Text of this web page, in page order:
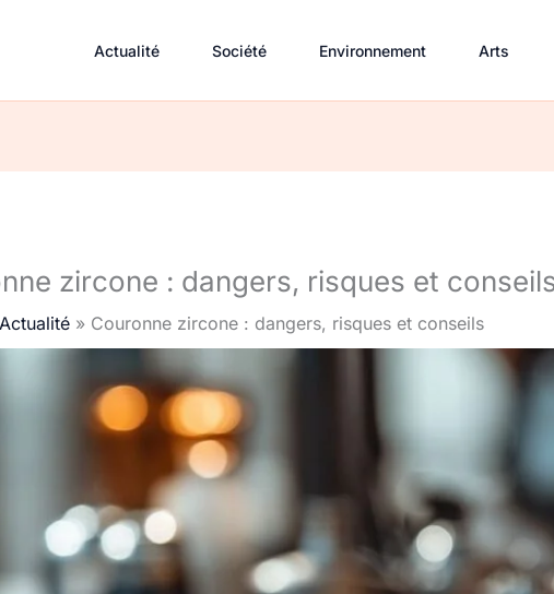
Actualité Société Environnement Arts
zircone : dangers, risques et
Actualité Couronne zircone : dangers, risques et conseils